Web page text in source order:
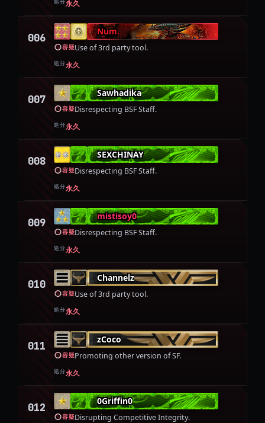
処分永久
006
Num.
容疑Use of 3rd party tool.
処分永久
007
Sawhadika
容疑Disrespecting BSF Staff.
処分永久
008
SEXCHINAY
容疑Disrespecting BSF Staff.
処分永久
009
mistisoy0
容疑Disrespecting BSF Staff.
処分永久
010
Channelz
容疑Use of 3rd party tool.
処分永久
011
zCoco
容疑Promoting other version of SF.
処分永久
012
0Griffin0
容疑Disrupting Competitive Integrity.